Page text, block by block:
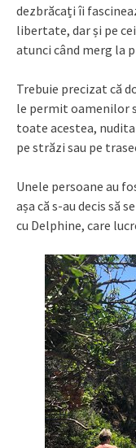
dezbrăcați îi
libertate, dar și pe
atunci când merg la
Trebuie precizat că
le permit oamenilor
toate acestea,
pe străzi sau pe
Unele persoane au
așa că s-au decis să
cu Delphine, care